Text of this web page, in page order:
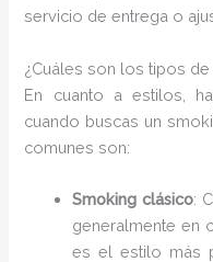
servicio de entrega o
¿Cuáles son los tipos
En cuanto a estilos,
cuando buscas un
comunes son:
Smoking clásico:
generalmente en
es el estilo más